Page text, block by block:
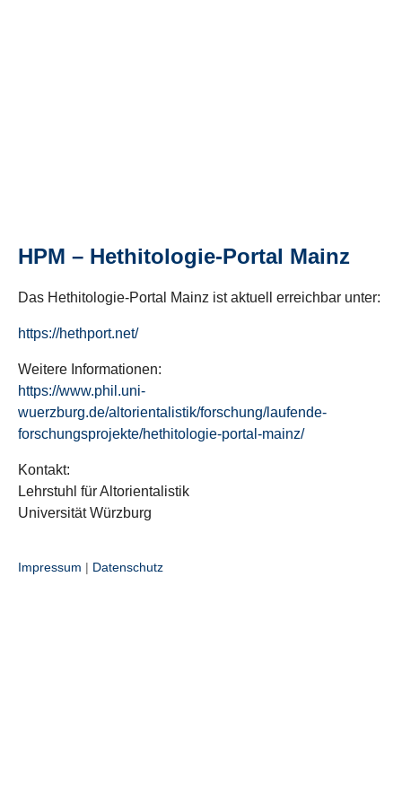
HPM – Hethitologie-Portal Mainz
Das Hethitologie-Portal Mainz ist aktuell erreichbar unter:
https://hethport.net/
Weitere Informationen:
https://www.phil.uni-
wuerzburg.de/altorientalistik/forschung/laufende-
forschungsprojekte/hethitologie-portal-mainz/
Kontakt:
Lehrstuhl für Altorientalistik
Universität Würzburg
Impressum | Datenschutz